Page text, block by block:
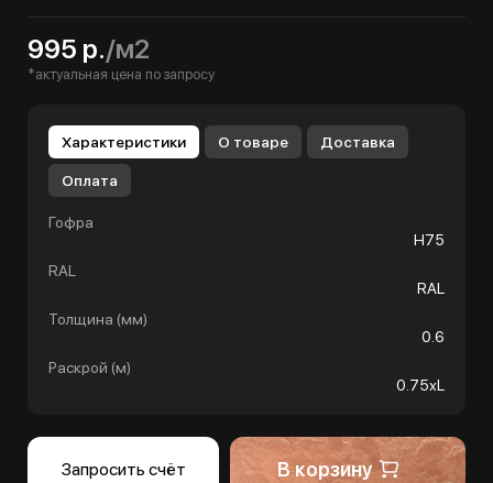
995 р./м2
*актуальная цена по запросу
Характеристики О товаре Доставка
Оплата
Гофра
Н75
RAL
RAL
Толщина (мм)
0.6
Раскрой (м)
0.75хL
Запросить счёт В корзину